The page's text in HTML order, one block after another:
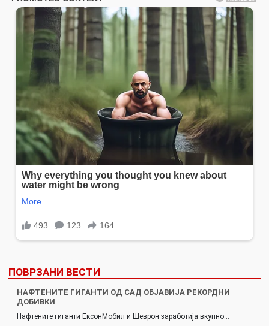
ПОВРЗАНИ ВЕСТИ
НАФТЕНИТЕ ГИГАНТИ ОД САД ОБЈАВИЈА РЕКОРДНИ
ДОБИВКИ
Нафтените гиганти ЕксонМобил и Шеврон заработија вкупно…